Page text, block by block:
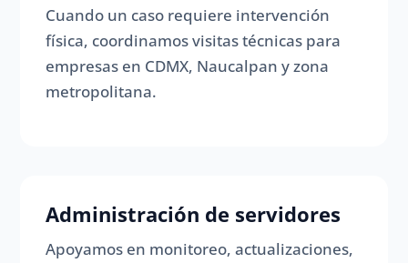
Cuando un caso requiere intervención
física, coordinamos visitas técnicas para
empresas en CDMX, Naucalpan y zona
metropolitana.
Administración de servidores
Apoyamos en monitoreo, actualizaciones,